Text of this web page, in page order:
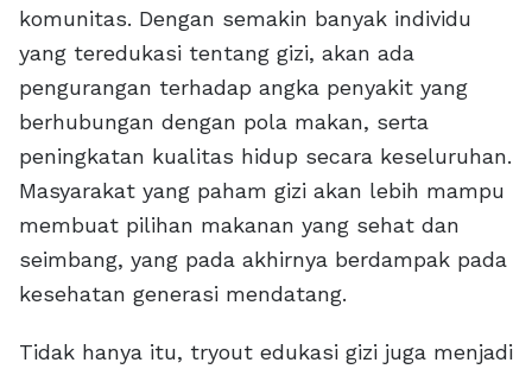
komunitas. Dengan semakin banyak individu
yang teredukasi tentang gizi, akan ada
pengurangan terhadap angka penyakit yang
berhubungan dengan pola makan, serta
peningkatan kualitas hidup secara keseluruhan.
Masyarakat yang paham gizi akan lebih mampu
membuat pilihan makanan yang sehat dan
seimbang, yang pada akhirnya berdampak pada
kesehatan generasi mendatang.
Tidak hanya itu, tryout edukasi gizi juga menjadi